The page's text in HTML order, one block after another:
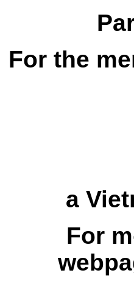
For the
a
For